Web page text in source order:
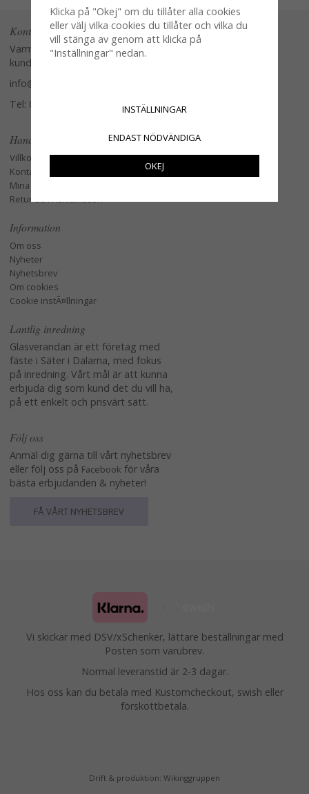
Kontakta oss
Varmt välkommen att kontakta vår
kundtjänst.
info@glasverandan.se
Tel: 079-3495968
Handla
Villkor
Kontakta oss
Mina favoriter
Retur och Reklamation
Information
Om oss
Nyheter
Nyhetsbrev
Om cookies
Cookie instÃ¤llningar
Lantlig inredning
Glasverandan är ett företag med
fäste i Säter i Dalarna, med fokus
på inredning. Vårt mål är att kunna
erbjuda dig som kund det du vill ha,
på ett enkelt och prisvärt sätt.
Följ oss
Anmäl dig gärna till vårt nyhetsbrev
eller följ oss på Facebook för våra
bästa erbjudanden & nyheter!
FÅ VÅRT NYHETSBREV
Vi skickar med DSV/xSchenker, lättare beställningar med
Posten som varubrev.
Normal leveranstid är 2-3 dagar.
Hos oss kan du betala med Kustomcheckout, swish eller
förskottbetala.
Drift & produktion: Wikinggruppen
Klicka på "Okej" om du tillåter alla cookies
eller välj vilka cookies du tillåter och vilka du
vill stänga av genom att klicka på
"Inställningar" nedan.
INSTÄLLNINGAR
ENDAST NÖDVÄNDIGA
OKEJ